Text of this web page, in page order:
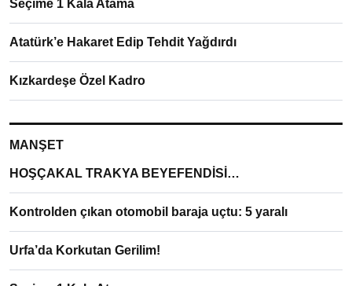
Seçime 1 Kala Atama
Atatürk’e Hakaret Edip Tehdit Yağdırdı
Kızkardeşe Özel Kadro
MANŞET
HOŞÇAKAL TRAKYA BEYEFENDİSİ…
Kontrolden çıkan otomobil baraja uçtu: 5 yaralı
Urfa’da Korkutan Gerilim!